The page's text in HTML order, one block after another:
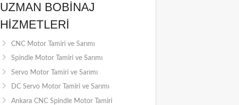
UZMAN BOBINAJ
HIZMETLERI
CNC Motor Tamiri ve Sarımı
Spindle Motor Tamiri ve Sarımı
Servo Motor Tamiri ve Sarımı
DC Servo Motor Tamiri ve Sarımı
Ankara CNC Spindle Motor Tamiri